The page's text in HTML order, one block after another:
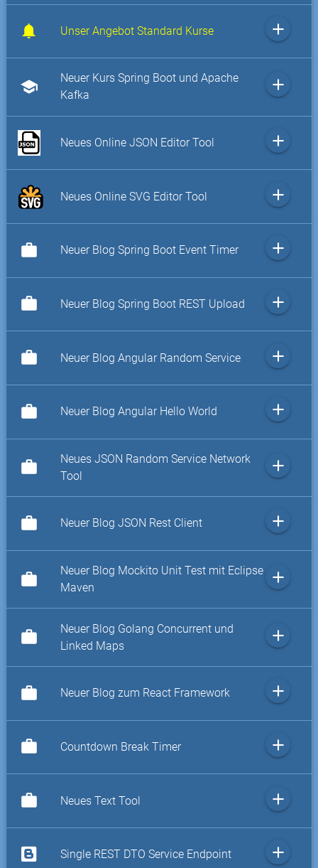
Unser Angebot Standard Kurse add
school
Neuer Kurs Spring Boot und Apache
Kafka
add
Neues Online JSON Editor Tool add
Neues Online SVG Editor Tool add
work Neuer Blog Spring Boot Event Timer add
work Neuer Blog Spring Boot REST Upload add
work Neuer Blog Angular Random Service add
work Neuer Blog Angular Hello World add
work
Neues JSON Random Service Network
Tool
add
work Neuer Blog JSON Rest Client add
work
Neuer Blog Mockito Unit Test mit Eclipse
Maven
add
work
Neuer Blog Golang Concurrent und
Linked Maps
add
work Neuer Blog zum React Framework add
work Countdown Break Timer add
work Neues Text Tool add
Single REST DTO Service Endpoint add